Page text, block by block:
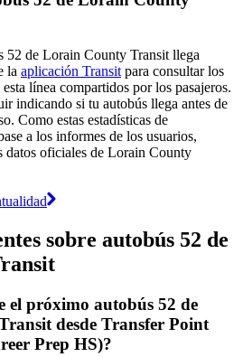
52 de Lorain County Transit llega
la aplicación Transit para consultar los
línea compartidos por los pasajeros.
indicando si tu autobús llega antes de
Como estas estadísticas de
a los informes de los usuarios,
datos oficiales de Lorain County
sobre autobús 52 de
el próximo autobús 52 de
desde Transfer Point
Prep HS)?